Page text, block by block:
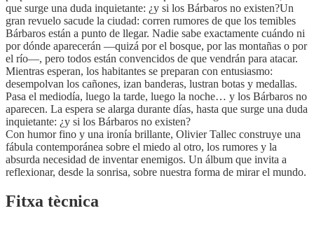
que surge una duda inquietante: ¿y si los Bárbaros no existen?Un
gran revuelo sacude la ciudad: corren rumores de que los temibles
Bárbaros están a punto de llegar. Nadie sabe exactamente cuándo ni
por dónde aparecerán —quizá por el bosque, por las montañas o por
el río—, pero todos están convencidos de que vendrán para atacar.
Mientras esperan, los habitantes se preparan con entusiasmo:
desempolvan los cañones, izan banderas, lustran botas y medallas.
Pasa el mediodía, luego la tarde, luego la noche… y los Bárbaros no
aparecen. La espera se alarga durante días, hasta que surge una duda
inquietante: ¿y si los Bárbaros no existen?
Con humor fino y una ironía brillante, Olivier Tallec construye una
fábula contemporánea sobre el miedo al otro, los rumores y la
absurda necesidad de inventar enemigos. Un álbum que invita a
reflexionar, desde la sonrisa, sobre nuestra forma de mirar el mundo.
Fitxa tècnica